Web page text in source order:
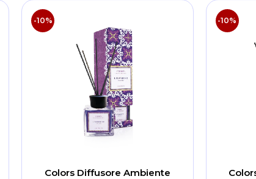
-10%
Colors Diffusore Ambiente
-10%